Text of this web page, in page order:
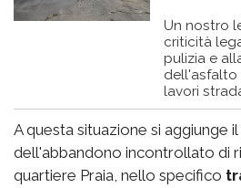
Un nostro
criticità
pulizia e
dell'asfalto
lavori
A questa situazione si aggiunge
dell'abbandono incontrollato di
quartiere Praia, nello specifico